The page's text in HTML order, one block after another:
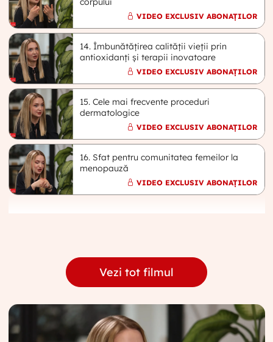
VIDEO EXCLUSIV ABONAȚILOR
14. Îmbunătățirea calității vieții prin
antioxidanți și terapii inovatoare
VIDEO EXCLUSIV ABONAȚILOR
15. Cele mai frecvente proceduri
dermatologice
VIDEO EXCLUSIV ABONAȚILOR
16. Sfat pentru comunitatea femeilor la
menopauză
VIDEO EXCLUSIV ABONAȚILOR
Vezi tot filmul